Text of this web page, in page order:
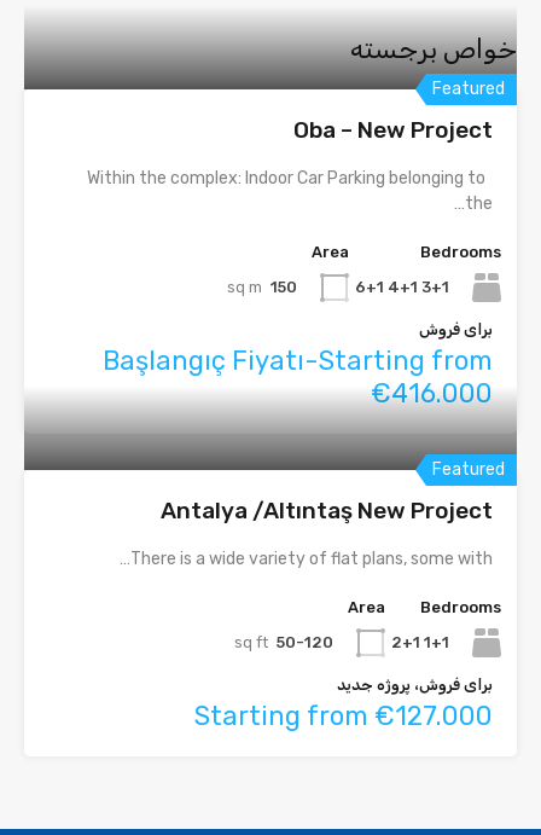
خواص برجسته
Featured
Oba – New Project
Within the complex: Indoor Car Parking belonging to
the…
Bedrooms
3+1 4+1 6+1
Area
150
sq m
برای فروش
Başlangıç Fiyatı-Starting from
€416.000
Featured
Antalya /Altıntaş New Project
There is a wide variety of flat plans, some with…
Bedrooms
1+1 2+1
Area
50-120
sq ft
برای فروش، پروژه جدید
Starting from €127.000